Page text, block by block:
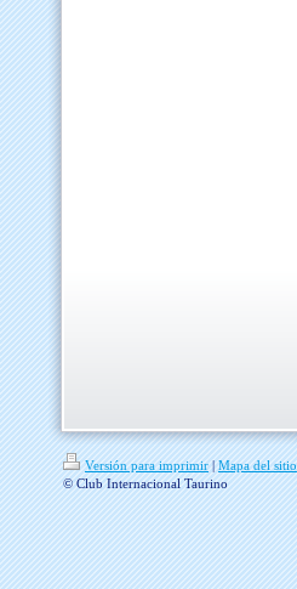
Versión para imprimir | Mapa del sitio
© Club Internacional Taurino